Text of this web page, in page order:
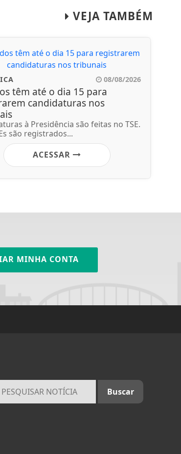
VEJA TAMBÉM
08/08/2026
têm até o dia 15 para
candidaturas nos
à Presidência são feitas no TSE.
são registrados...
ACESSAR
MINHA CONTA